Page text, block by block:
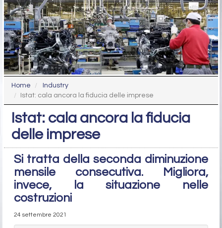
Home
Industry
Istat: cala ancora la fiducia delle imprese
Istat: cala ancora la fiducia
delle imprese
Si tratta della seconda diminuzione
mensile consecutiva. Migliora,
invece, la situazione nelle
costruzioni
24 settembre 2021